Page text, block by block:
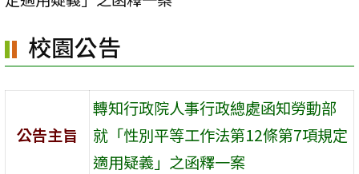
區
校園公告
公告主旨
轉知行政院人事行政總處函知勞動部
就「性別平等工作法第12條第7項規定
適用疑義」之函釋一案